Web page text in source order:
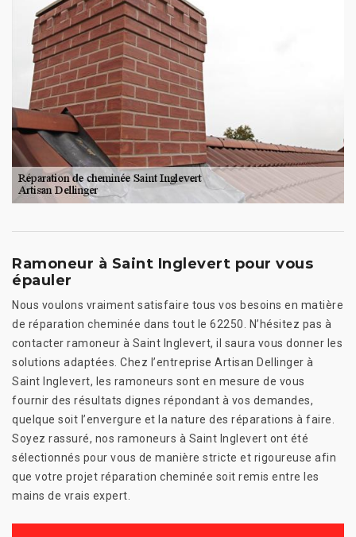
Ramoneur à Saint Inglevert pour vous
épauler
Nous voulons vraiment satisfaire tous vos besoins en matière
de réparation cheminée dans tout le 62250. N’hésitez pas à
contacter ramoneur à Saint Inglevert, il saura vous donner les
solutions adaptées. Chez l’entreprise Artisan Dellinger à
Saint Inglevert, les ramoneurs sont en mesure de vous
fournir des résultats dignes répondant à vos demandes,
quelque soit l’envergure et la nature des réparations à faire.
Soyez rassuré, nos ramoneurs à Saint Inglevert ont été
sélectionnés pour vous de manière stricte et rigoureuse afin
que votre projet réparation cheminée soit remis entre les
mains de vrais expert.